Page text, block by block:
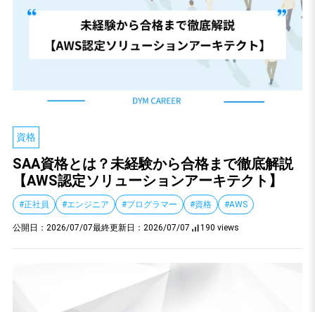
資格
SAA資格とは？未経験から合格まで徹底解説
【AWS認定ソリューションアーキテクト】
#正社員 #エンジニア #プログラマー #資格 #AWS
公開日： 2026/07/07最終更新日： 2026/07/07 190 views